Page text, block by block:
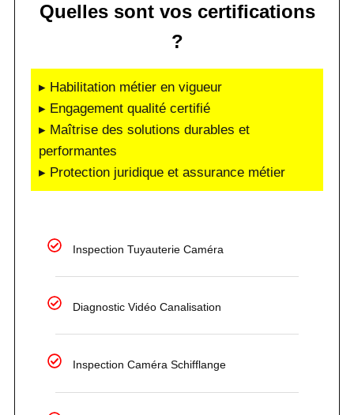
Quelles sont vos certifications
?
▸ Habilitation métier en vigueur
▸ Engagement qualité certifié
▸ Maîtrise des solutions durables et
performantes
▸ Protection juridique et assurance métier
Inspection Tuyauterie Caméra
Diagnostic Vidéo Canalisation
Inspection Caméra Schifflange